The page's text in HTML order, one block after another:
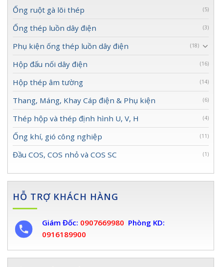
Ống ruột gà lõi thép (5)
Ống thép luồn dây điện (3)
Phụ kiện ống thép luồn dây điện (18)
Hộp đấu nối dây điện (16)
Hộp thép âm tường (14)
Thang, Máng, Khay Cáp điện & Phụ kiện (6)
Thép hộp và thép định hình U, V, H (4)
Ống khí, gió công nghiệp (11)
Đầu COS, COS nhỏ và COS SC (1)
HỖ TRỢ KHÁCH HÀNG
Giám Đốc: 0907669980 Phòng KD:
0916189900